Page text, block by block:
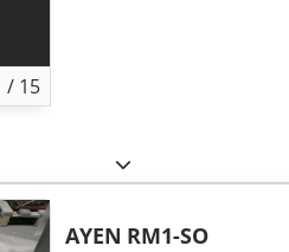
/ 15
AYEN RM1-SO